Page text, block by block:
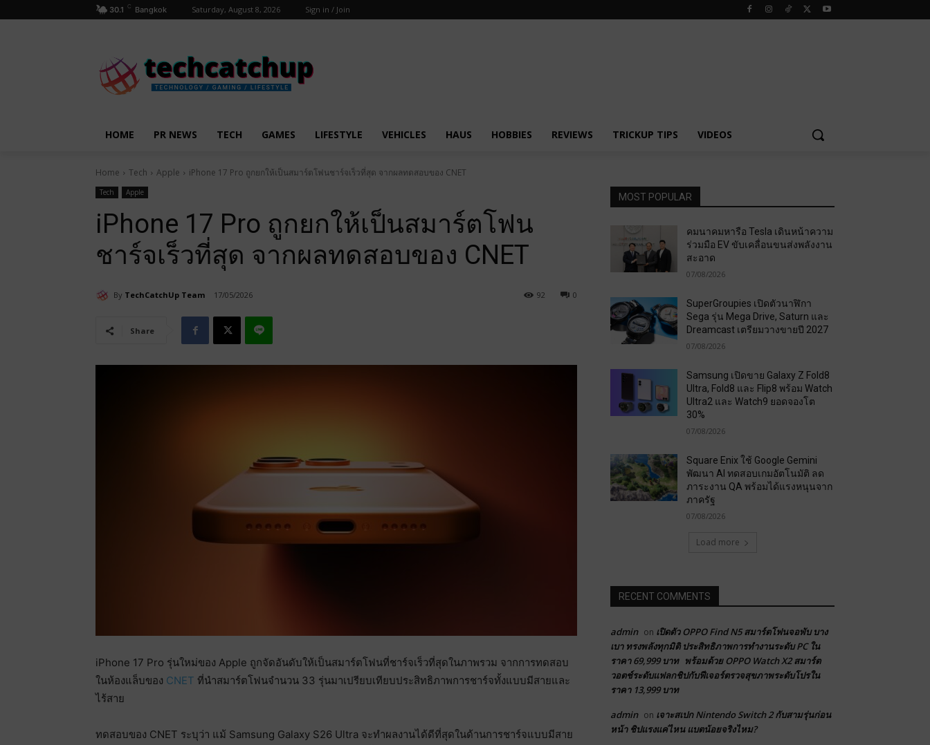
30.1 C Bangkok Saturday, August 8, 2026 Sign in / Join
HOME PR NEWS TECH GAMES LIFESTYLE VEHICLES HAUS HOBBIES REVIEWS TRICKUP TIPS VIDEOS
Home Tech Apple iPhone 17 Pro ถูกยกให้เป็นสมาร์ตโฟนชาร์จเร็วที่สุด จากผลทดสอบของ CNET
Tech Apple
iPhone 17 Pro ถูกยกให้เป็นสมาร์ตโฟน
ชาร์จเร็วที่สุด จากผลทดสอบของ CNET
By TechCatchUp Team 17/05/2026 0
92
Share
iPhone 17 Pro รุ่นใหม่ของ Apple ถูกจัดอันดับให้เป็นสมาร์ตโฟนที่ชาร์จเร็วที่สุดในภาพรวม จากการทดสอบ
ในห้องแล็บของ CNET ที่นำสมาร์ตโฟนจำนวน 33 รุ่นมาเปรียบเทียบประสิทธิภาพการชาร์จทั้งแบบมีสายและ
ไร้สาย
ทดสอบของ CNET ระบุว่า แม้ Samsung Galaxy S26 Ultra จะทำผลงานได้ดีที่สุดในด้านการชาร์จแบบมีสาย
MOST POPULAR
คมนาคมหารือ Tesla เดินหน้าความ
ร่วมมือ EV ขับเคลื่อนขนส่งพลังงาน
สะอาด
07/08/2026
SuperGroupies เปิดตัวนาฬิกา
Sega รุ่น Mega Drive, Saturn และ
Dreamcast เตรียมวางขายปี 2027
07/08/2026
Samsung เปิดขาย Galaxy Z Fold8
Ultra, Fold8 และ Flip8 พร้อม Watch
Ultra2 และ Watch9 ยอดจองโต
30%
07/08/2026
Square Enix ใช้ Google Gemini
พัฒนา AI ทดสอบเกมอัตโนมัติ ลด
ภาระงาน QA พร้อมได้แรงหนุนจาก
ภาครัฐ
07/08/2026
Load more
RECENT COMMENTS
admin on เปิดตัว OPPO Find N5 สมาร์ตโฟนจอพับ บาง
เบา ทรงพลังทุกมิติ ประสิทธิภาพการทำงานระดับ PC ใน
ราคา 69,999 บาท พร้อมด้วย OPPO Watch X2 สมาร์ต
วอตช์ระดับแฟลกชิปกับฟีเจอร์ตรวจสุขภาพระดับโปรใน
ราคา 13,999 บาท
admin on เจาะสเปก Nintendo Switch 2 กับสามรุ่นก่อน
หน้า ชิปแรงแค่ไหน แบตน้อยจริงไหม?